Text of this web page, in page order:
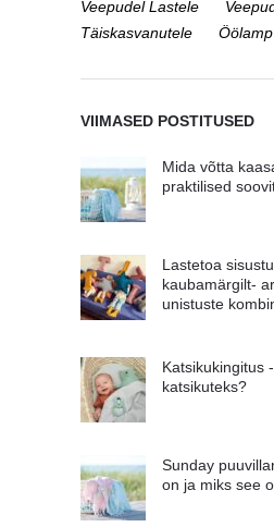
Veepudel Lastele
Täiskasvanutele
Öölamp
VIIMASED POSTITUSED
Mida võtta
praktilised
Lastetoa
kaubamärgilt-
unistuste
Katsikukingitus
katsikuteks?
Sunday
on ja miks see